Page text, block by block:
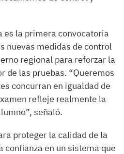
es la primera convocatoria
nuevas medidas de control
regional para reforzar la
de las pruebas. “Queremos
concurran en igualdad de
refleje realmente la
señaló.
proteger la calidad de la
en un sistema que